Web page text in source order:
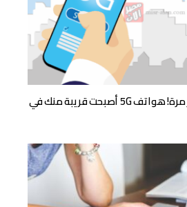
سرّع الإنترنت لديك بمليار مرة! هواتف 5G أصبحت قريبة منك في